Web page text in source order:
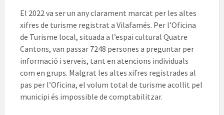
El 2022 va ser un any clarament marcat per les altes
xifres de turisme registrat a Vilafamés. Per l’Oficina
de Turisme local, situada a l’espai cultural Quatre
Cantons, van passar 7248 persones a preguntar per
informació i serveis, tant en atencions individuals
com en grups. Malgrat les altes xifres registrades al
pas per l’Oficina, el volum total de turisme acollit pel
municipi és impossible de comptabilitzar.